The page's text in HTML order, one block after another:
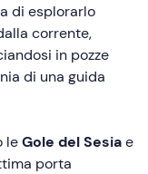
di esplorarlo
corrente,
in pozze
di una guida
leGole del Sesiae
porta